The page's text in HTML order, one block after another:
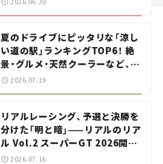
夏のドライブにピッタリな「涼し
い道の駅」ランキングTOP6！ 絶
景・グルメ・天然クーラーなど、避
暑におすすめのスポットを紹介
【道の駅マニアの推し駅ガイド】
2026.07.19
リアルレーシング、予選と決勝を
分けた「明と暗」——リアルのリア
ル Vol.2 スーパーGT 2026開幕
戦 岡山国際サーキット
2026.07.16